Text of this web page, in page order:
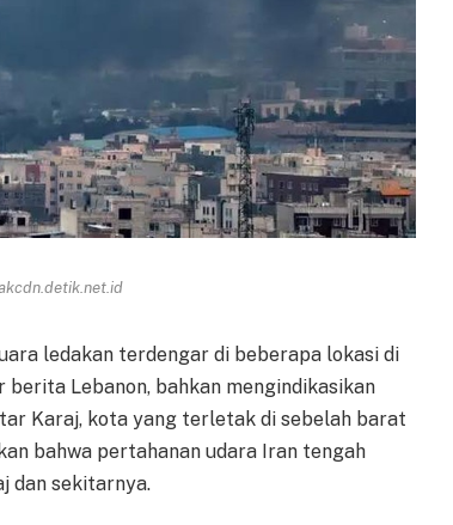
ledakan terdengar di beberapa lokasi di
Lebanon, bahkan mengindikasikan
Karaj, kota yang terletak di sebelah barat
bahwa pertahanan udara Iran tengah
dan sekitarnya.